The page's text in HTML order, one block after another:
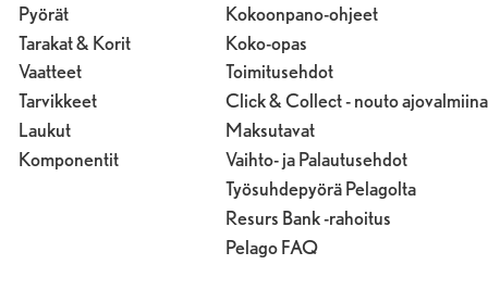
Pyörät
Tarakat & Korit
Vaatteet
Tarvikkeet
Laukut
Komponentit
Kokoonpano-ohjeet
Koko-opas
Toimitusehdot
Click & Collect - nouto ajovalmiina
Maksutavat
Vaihto- ja Palautusehdot
Työsuhdepyörä Pelagolta
Resurs Bank -rahoitus
Pelago FAQ